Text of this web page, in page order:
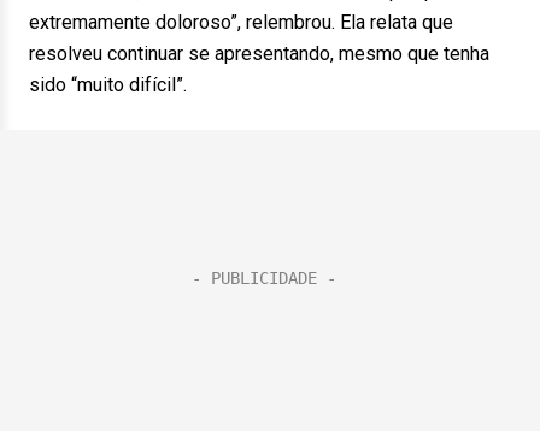
extremamente doloroso”, relembrou. Ela relata que
resolveu continuar se apresentando, mesmo que tenha
sido “muito difícil”.